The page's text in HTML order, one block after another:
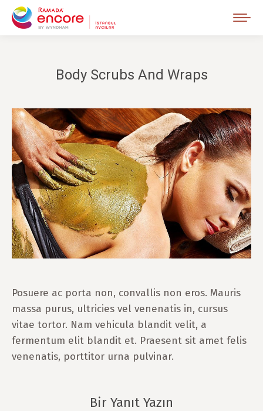
Body Scrubs And Wraps
Posuere ac porta non, convallis non eros. Mauris
massa purus, ultricies vel venenatis in, cursus
vitae tortor. Nam vehicula blandit velit, a
fermentum elit blandit et. Praesent sit amet felis
venenatis, porttitor urna pulvinar.
Bir Yanıt Yazın